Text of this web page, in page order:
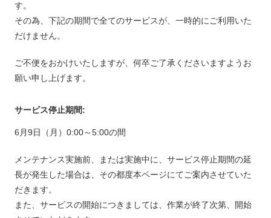
す。
その為、下記の期間で全てのサービスが、一時的にご利用いた
だけません。
ご不便をおかけいたしますが、何卒ご了承くださいますようお
願い申し上げます。
サービス停止期間:
6月9日（月）0:00～5:00の間
メンテナンス実施前、または実施中に、サービス停止期間の延
長が発生した場合は、その都度本ページにてご案内させていた
だきます。
また、サービスの開始につきましては、作業が終了次第、開始